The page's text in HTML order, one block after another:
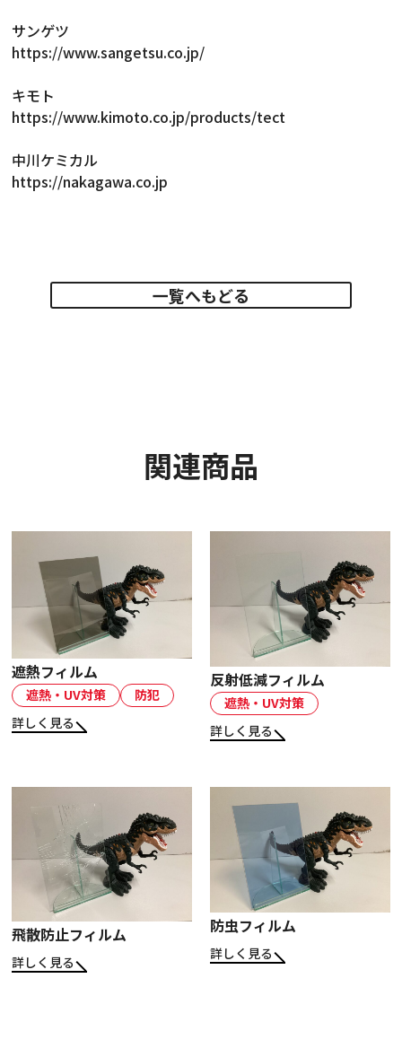
サンゲツ
https://www.sangetsu.co.jp/
キモト
https://www.kimoto.co.jp/products/tect
中川ケミカル
https://nakagawa.co.jp
一覧へもどる
関連商品
遮熱フィルム
遮熱・UV対策
防犯
詳しく見る
反射低減フィルム
遮熱・UV対策
詳しく見る
飛散防止フィルム
詳しく見る
防虫フィルム
詳しく見る